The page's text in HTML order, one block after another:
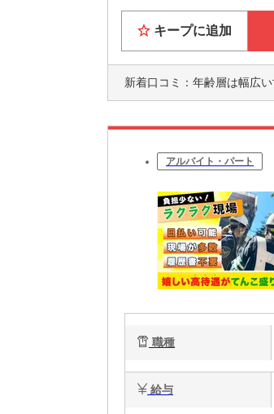
キープに追加
新着口コミ： 年齢層は幅広い世代が活躍してお
アルバイト・パート
職種
給与